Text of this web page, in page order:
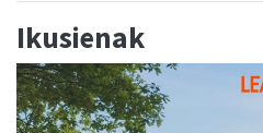
Ikusienak